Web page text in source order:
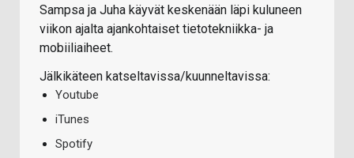
Sampsa ja Juha käyvät keskenään läpi kuluneen
viikon ajalta ajankohtaiset tietotekniikka- ja
mobiiliaiheet.
Jälkikäteen katseltavissa/kuunneltavissa:
Youtube
iTunes
Spotify